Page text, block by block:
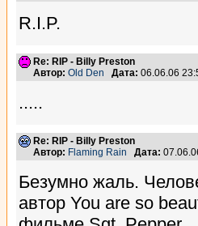
R.I.P.
Re: RIP - Billy Preston
Автор: Old Den Дата: 06.06.06
.....
Re: RIP - Billy Preston
Автор: Flaming Rain Дата:
Безумно жаль.
автор You are so